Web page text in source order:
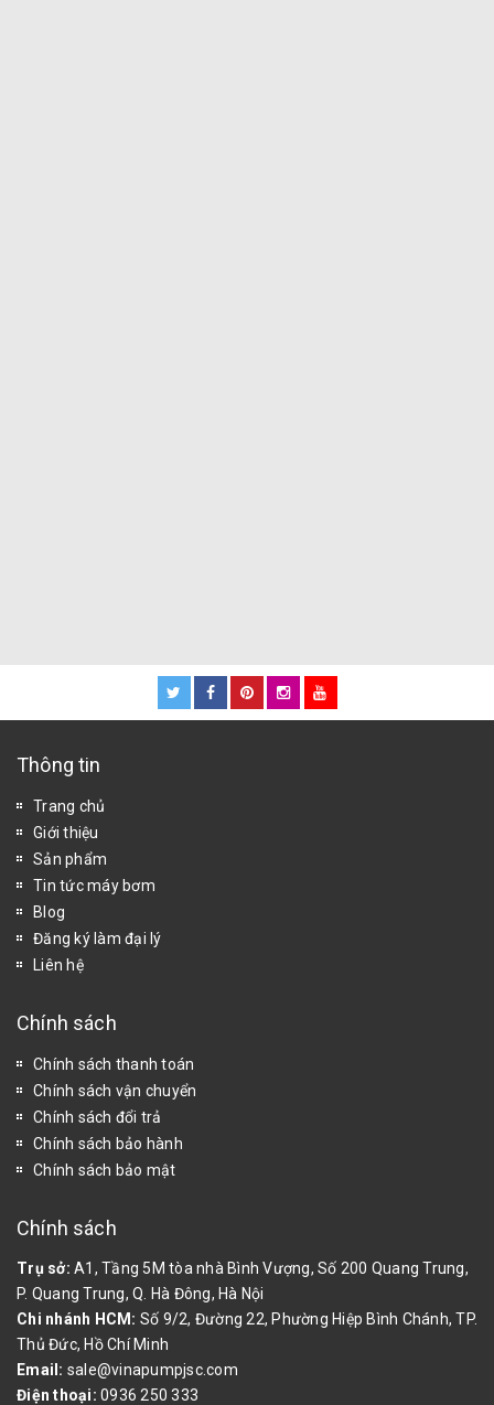
Thông tin
Trang chủ
Giới thiệu
Sản phẩm
Tin tức máy bơm
Blog
Đăng ký làm đại lý
Liên hệ
Chính sách
Chính sách thanh toán
Chính sách vận chuyển
Chính sách đổi trả
Chính sách bảo hành
Chính sách bảo mật
Chính sách
Trụ sở: A1, Tầng 5M tòa nhà Bình Vượng, Số 200 Quang Trung,
P. Quang Trung, Q. Hà Đông, Hà Nội
Chi nhánh HCM: Số 9/2, Đường 22, Phường Hiệp Bình Chánh, TP.
Thủ Đức, Hồ Chí Minh
Email: sale@vinapumpjsc.com
Điện thoại: 0936 250 333